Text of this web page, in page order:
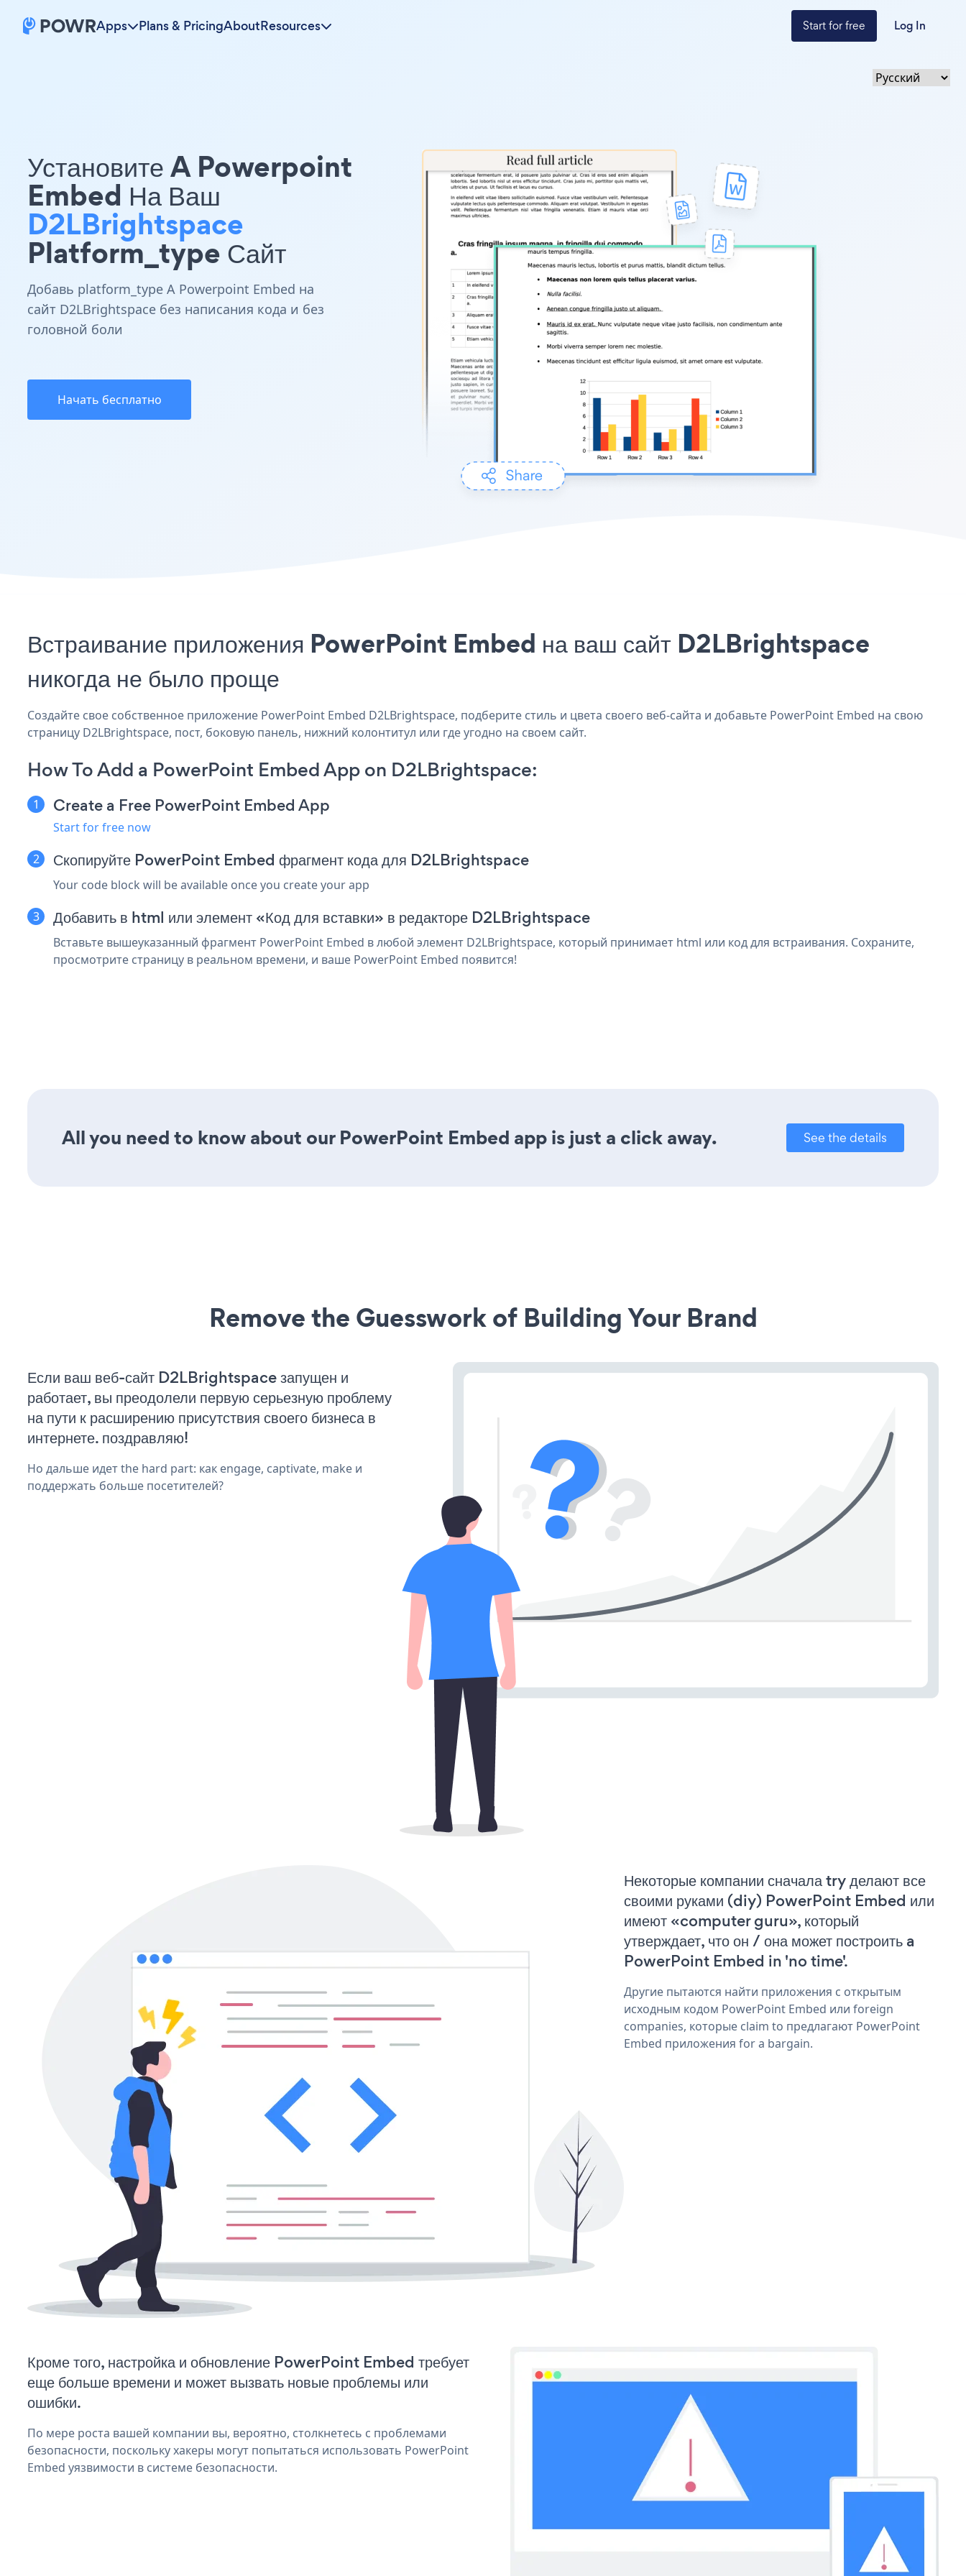
Apps Plans & PricingAboutResources Start for free Log In
Установите A Powerpoint
Embed На Ваш
D2LBrightspace
Platform_type Сайт
Добавь platform_type A Powerpoint Embed на
сайт D2LBrightspace без написания кода и без
головной боли
Начать бесплатно
Встраивание приложения PowerPoint Embed на ваш сайт D2LBrightspace
никогда не было проще
Создайте свое собственное приложение PowerPoint Embed D2LBrightspace, подберите стиль и цвета своего веб-сайта и добавьте PowerPoint Embed на свою
страницу D2LBrightspace, пост, боковую панель, нижний колонтитул или где угодно на своем сайт.
How To Add a PowerPoint Embed App on D2LBrightspace:
Create a Free PowerPoint Embed App
Start for free now
Скопируйте PowerPoint Embed фрагмент кода для D2LBrightspace
Your code block will be available once you create your app
Добавить в html или элемент «Код для вставки» в редакторе D2LBrightspace
Вставьте вышеуказанный фрагмент PowerPoint Embed в любой элемент D2LBrightspace, который принимает html или код для встраивания. Сохраните,
просмотрите страницу в реальном времени, и ваше PowerPoint Embed появится!
All you need to know about our PowerPoint Embed app is just a click away. See the details
Remove the Guesswork of Building Your Brand
Если ваш веб-сайт D2LBrightspace запущен и
работает, вы преодолели первую серьезную проблему
на пути к расширению присутствия своего бизнеса в
интернете. поздравляю!
Но дальше идет the hard part: как engage, captivate, make и
поддержать больше посетителей?
Некоторые компании сначала try делают все
своими руками (diy) PowerPoint Embed или
имеют «computer guru», который
утверждает, что он / она может построить a
PowerPoint Embed in 'no time'.
Другие пытаются найти приложения с открытым
исходным кодом PowerPoint Embed или foreign
companies, которые claim to предлагают PowerPoint
Embed приложения for a bargain.
Кроме того, настройка и обновление PowerPoint Embed требует
еще больше времени и может вызвать новые проблемы или
ошибки.
По мере роста вашей компании вы, вероятно, столкнетесь с проблемами
безопасности, поскольку хакеры могут попытаться использовать PowerPoint
Embed уязвимости в системе безопасности.